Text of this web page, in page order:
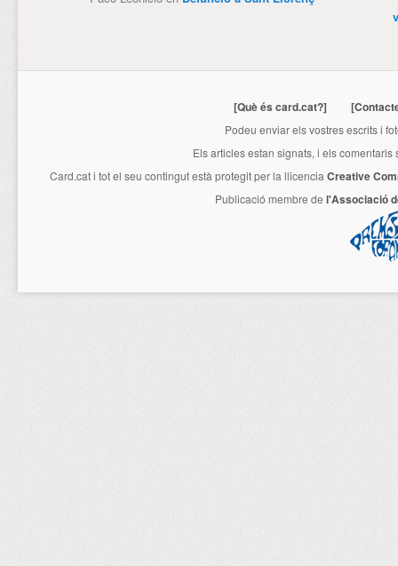
[Què és card.cat?]
Podeu enviar els vostres escrits i
Els articles estan signats, i els
Card.cati tot el seu contingut està protegit per la llicencia Creative
Publicació membre de l'Associació